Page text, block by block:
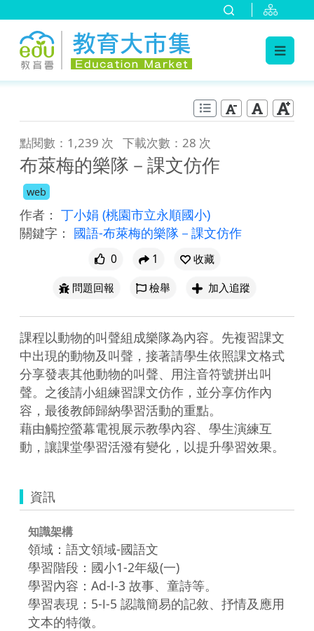
點閱數：1,239 次 下載次數：28 次
布萊梅的樂隊－課文仿作
web
作者： 丁小娟 (桃園市立永順國小)
關鍵字： 國語-布萊梅的樂隊－課文仿作
0 1
收藏
問題回報
檢舉 加入追蹤
課程以動物的叫聲組成樂隊為內容。先複習課文
中出現的動物及叫聲，接著請學生依照課文格式
分享發表其他動物的叫聲、用注音符號拼出叫
聲。之後請小組練習課文仿作，並分享仿作內
容，最後教師歸納學習活動的重點。
藉由觸控螢幕電視展示教學內容、學生演練互
資訊
知識架構
領域：語文領域-國語文
學習階段：國小1-2年級(一)
學習內容：Ad-Ⅰ-3 故事、童詩等。
學習表現：5-Ⅰ-5 認識簡易的記敘、抒情及應用
文本的特徵。